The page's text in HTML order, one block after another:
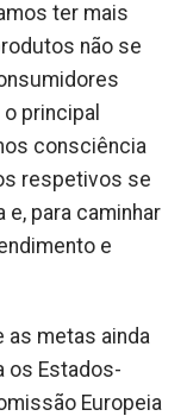
ter mais
não se
principal
consciência
respetivos se
para caminhar
e
as metas ainda
os Estados-
Europeia